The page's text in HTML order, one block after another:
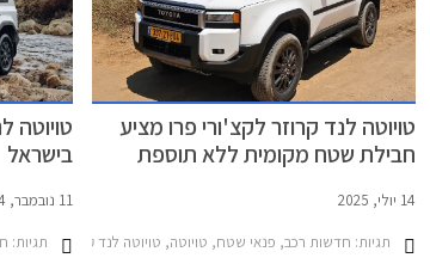
רכב
טויוטה לנד קרוזר לקצ'ורי פרו מציע
חבילת שטח מקומית ללא תוספת
14 יולי, 2025
תגיות: חדשות רכב, פנאי שטח, טויוטה, טויוטה לנד קרוזר ארוך 2024-2026מחירון רכב
בישראל
11 נובמבר, 2024
תגיות: